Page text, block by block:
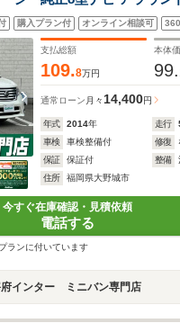
ンシーブレーキ 両側パワー
ル ビルトインETC HIDライ
サー 純正アルミホイール ア
購入プラン付 オンライン相談可
支払総額
109.8万円
本体
99.
通常ローン 月々 14,400円
年式 2014年 走行
車検
車検整備付 修復
保証
保証付 整備
住所
福岡県大野城市
今すぐ在庫確認・見積依頼
電話する
ランに付いています
府インター ミニバン専門店